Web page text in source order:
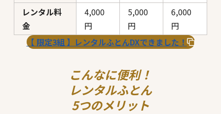
レンタル料
金
4,000
円
5,000
円
6,000
円
【 限定3組 】レンタルふとんDXできました！
こんなに便利！
レンタルふとん
5つのメリット